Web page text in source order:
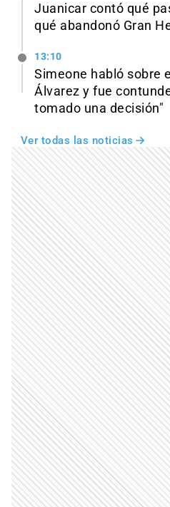
Juanicar contó qué
qué abandonó Gran
13:10
Simeone habló sobre
Álvarez y fue
tomado una decisión"
Ver todas las noticias